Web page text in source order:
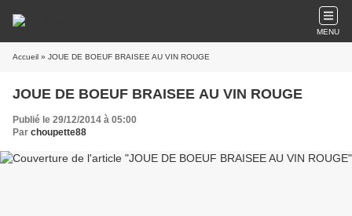
MENU
Accueil » JOUE DE BOEUF BRAISEE AU VIN ROUGE
JOUE DE BOEUF BRAISEE AU VIN ROUGE
Publié le 29/12/2014 à 05:00
Par choupette88